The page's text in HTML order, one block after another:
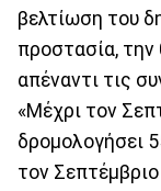
βελτίωση του
προστασία,
απέναντι τις
«Μέχρι τον
δρομολογήσει
τον